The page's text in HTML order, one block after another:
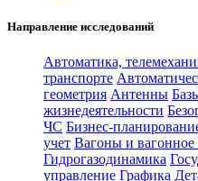
Направление исследований
Автоматика,
транспорте
геометрия Антенны
жизнедеятельности
ЧС Бизнес-
учет Вагоны и вагонное
Гидрогазодинамика
управление Графика